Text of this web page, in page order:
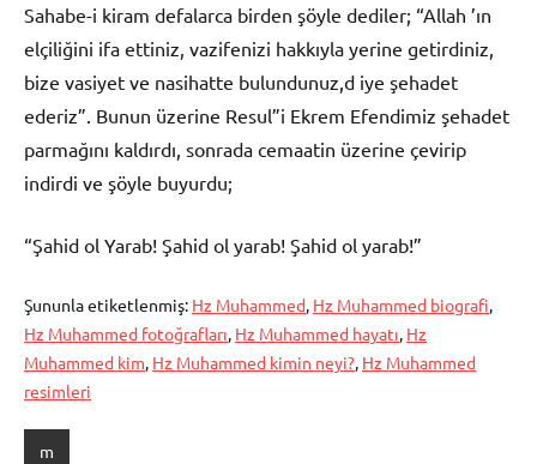
Sahabe-i kiram defalarca birden şöyle dediler; “Allah ’ın
elçiliğini ifa ettiniz, vazifenizi hakkıyla yerine getirdiniz,
bize vasiyet ve nasihatte bulundunuz,d iye şehadet
ederiz”. Bunun üzerine Resul”i Ekrem Efendimiz şehadet
parmağını kaldırdı, sonrada cemaatin üzerine çevirip
indirdi ve şöyle buyurdu;
“Şahid ol Yarab! Şahid ol yarab! Şahid ol yarab!”
Şununla etiketlenmiş: Hz Muhammed, Hz Muhammed biografi,
Hz Muhammed fotoğrafları, Hz Muhammed hayatı, Hz
Muhammed kim, Hz Muhammed kimin neyi?, Hz Muhammed
resimleri
m